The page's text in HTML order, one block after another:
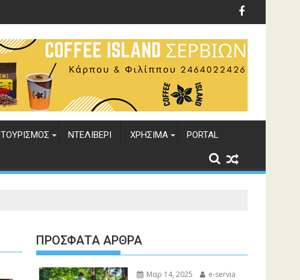
ΤΟΥΡΙΣΜΟΣ ΝΤΕΛΙΒΕΡΙ ΧΡΗΣΙΜΑ PORTAL
ΠΡΌΣΦΑΤΑ ΆΡΘΡΑ
Μαρ 14, 2025
e-servia